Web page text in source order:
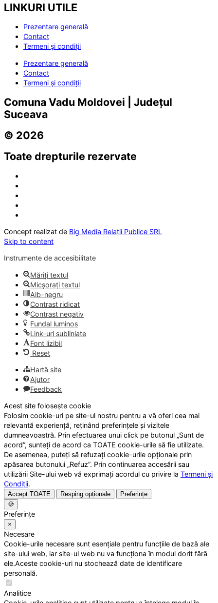
LINKURI UTILE
Prezentare generală
Contact
Termeni și condiții
Prezentare generală
Contact
Termeni și condiții
Comuna Vadu Moldovei | Județul
Suceava
© 2026
Toate drepturile rezervate
Concept realizat de Big Media Relații Publice SRL
Skip to content
Instrumente de accesibilitate
Măriți textul
Micșorați textul
Alb-negru
Contrast ridicat
Contrast negativ
Fundal luminos
Link-uri subliniate
Font lizibil
Reset
Hartă site
Ajutor
Feedback
Acest site folosește cookie
Folosim cookie-uri pe site-ul nostru pentru a vă oferi cea mai
relevantă experiență, reținând preferințele și vizitele
dumneavoastră. Prin efectuarea unui click pe butonul „Sunt de
acord”, sunteți de acord ca TOATE cookie-urile să fie utilizate.
De asemenea, puteți să refuzați cookie-urile opționale prin
apăsarea butonului „Refuz”. Prin continuarea accesării sau
utilizării Site-ului web vă exprimați acordul cu privire la Termeni și
Condiții.
Accept TOATE Resping opționale
Preferințe
🍪
Preferințe
×
Necesare
Cookie-urile necesare sunt esențiale pentru funcțiile de bază ale
site-ului web, iar site-ul web nu va funcționa în modul dorit fără
ele.Aceste cookie-uri nu stochează date de identificare
personală.
Analitice